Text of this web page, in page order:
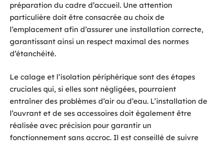
préparation du cadre d’accueil. Une attention
particulière doit être consacrée au choix de
l’emplacement afin d’assurer une installation correcte,
garantissant ainsi un respect maximal des normes
d’étanchéité.
Le calage et l’isolation périphérique sont des étapes
cruciales qui, si elles sont négligées, pourraient
entraîner des problèmes d’air ou d’eau. L’installation de
l’ouvrant et de ses accessoires doit également être
réalisée avec précision pour garantir un
fonctionnement sans accroc. Il est conseillé de suivre